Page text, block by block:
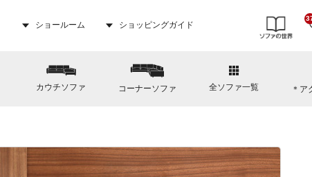
ショールーム ショッピングガイド
カウチソファ コーナーソファ 全ソファ一覧 ＊ア